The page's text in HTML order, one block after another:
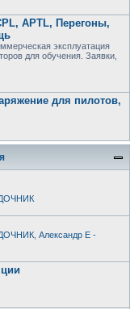
APTL, Перегоны,
эксплуатация
для обучения. Заявки,
для пилотов,
Александр E -